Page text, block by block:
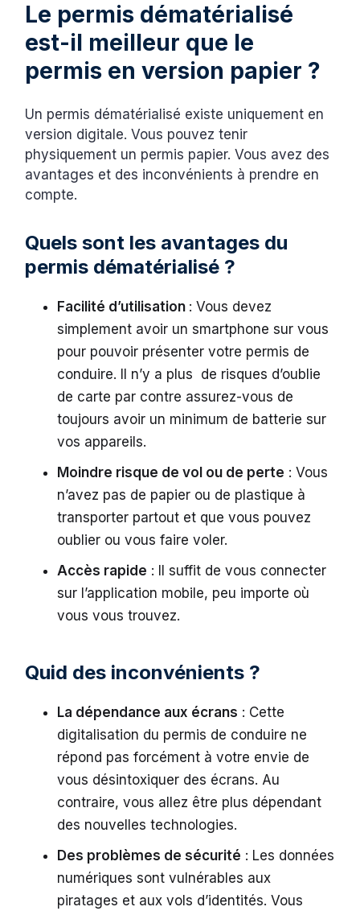
Le permis dématérialisé
est-il meilleur que le
permis en version papier ?
Un permis dématérialisé existe uniquement en
version digitale. Vous pouvez tenir
physiquement un permis papier. Vous avez des
avantages et des inconvénients à prendre en
compte.
Quels sont les avantages du
permis dématérialisé ?
Facilité d’utilisation : Vous devez
simplement avoir un smartphone sur vous
pour pouvoir présenter votre permis de
conduire. Il n’y a plus de risques d’oublie
de carte par contre assurez-vous de
toujours avoir un minimum de batterie sur
vos appareils.
Moindre risque de vol ou de perte : Vous
n’avez pas de papier ou de plastique à
transporter partout et que vous pouvez
oublier ou vous faire voler.
Accès rapide : Il suffit de vous connecter
sur l’application mobile, peu importe où
vous vous trouvez.
Quid des inconvénients ?
La dépendance aux écrans : Cette
digitalisation du permis de conduire ne
répond pas forcément à votre envie de
vous désintoxiquer des écrans. Au
contraire, vous allez être plus dépendant
des nouvelles technologies.
Des problèmes de sécurité : Les données
numériques sont vulnérables aux
piratages et aux vols d’identités. Vous